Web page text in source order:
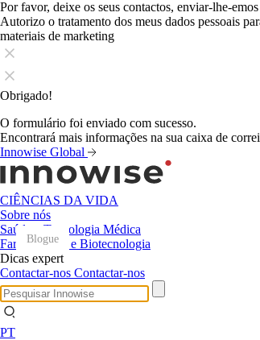
Por favor, deixe os seus contactos, enviar-lhe-
Autorizo o tratamento dos meus dados pessoais
materiais de marketing
Obrigado!
O formulário foi enviado com sucesso.
Encontrará mais informações na sua caixa de
Innowise Global
CIÊNCIAS DA VIDA
Sobre nós
Saúde e Tecnologia Médica
Farmacêutica e Biotecnologia
Dicas expert
Contactar-nos Contactar-nos
PT
Blogue
Blogue
Blogue
Blogue
Blogue
Blogue
Blogue
Blogue
Blogue
Blogue
Blogue
Blogue